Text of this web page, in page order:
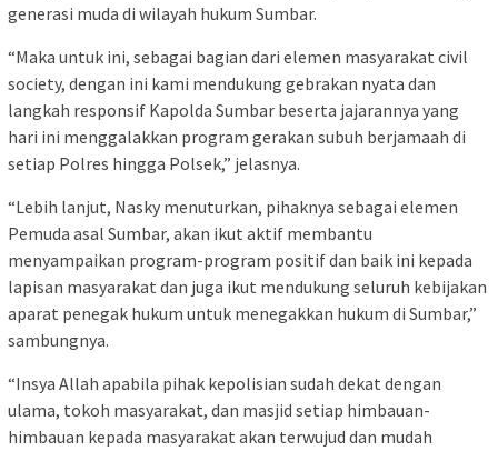
generasi muda di wilayah hukum Sumbar.
“Maka untuk ini, sebagai bagian dari elemen masyarakat civil
society, dengan ini kami mendukung gebrakan nyata dan
langkah responsif Kapolda Sumbar beserta jajarannya yang
hari ini meng­galakkan program gerakan subuh berjamaah di
setiap Polres hingga Polsek,” jelasnya.
“Lebih lanjut, Nasky menuturkan, pihaknya sebagai elemen
Pemuda asal Sumbar, akan ikut aktif mem­bantu
menyampaikan program-program positif dan baik ini kepada
lapisan masyarakat dan juga ikut mendukung seluruh kebijakan
aparat penegak hukum untuk menegakkan hukum di Sumbar,”
sambungnya.
“Insya Allah apabila pihak kepolisian sudah dekat dengan
ulama, tokoh masyarakat, dan masjid setiap himbauan-
himbauan kepada masyarakat akan terwujud dan mudah